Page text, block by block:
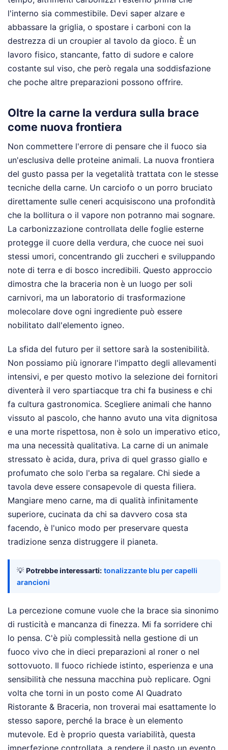
l'interno sia commestibile. Devi saper alzare e
abbassare la griglia, o spostare i carboni con la
destrezza di un croupier al tavolo da gioco. È un
lavoro fisico, stancante, fatto di sudore e calore
costante sul viso, che però regala una soddisfazione
che poche altre preparazioni possono offrire.
Oltre la carne la verdura sulla brace
come nuova frontiera
Non commettere l'errore di pensare che il fuoco sia
un'esclusiva delle proteine animali. La nuova frontiera
del gusto passa per la vegetalità trattata con le stesse
tecniche della carne. Un carciofo o un porro bruciato
direttamente sulle ceneri acquisiscono una profondità
che la bollitura o il vapore non potranno mai sognare.
La carbonizzazione controllata delle foglie esterne
protegge il cuore della verdura, che cuoce nei suoi
stessi umori, concentrando gli zuccheri e sviluppando
note di terra e di bosco incredibili. Questo approccio
dimostra che la braceria non è un luogo per soli
carnivori, ma un laboratorio di trasformazione
molecolare dove ogni ingrediente può essere
nobilitato dall'elemento igneo.
La sfida del futuro per il settore sarà la sostenibilità.
Non possiamo più ignorare l'impatto degli allevamenti
intensivi, e per questo motivo la selezione dei fornitori
diventerà il vero spartiacque tra chi fa business e chi
fa cultura gastronomica. Scegliere animali che hanno
vissuto al pascolo, che hanno avuto una vita dignitosa
e una morte rispettosa, non è solo un imperativo etico,
ma una necessità qualitativa. La carne di un animale
stressato è acida, dura, priva di quel grasso giallo e
profumato che solo l'erba sa regalare. Chi siede a
tavola deve essere consapevole di questa filiera.
Mangiare meno carne, ma di qualità infinitamente
superiore, cucinata da chi sa davvero cosa sta
facendo, è l'unico modo per preservare questa
tradizione senza distruggere il pianeta.
💡 Potrebbe interessarti: tonalizzante blu per capelli
arancioni
La percezione comune vuole che la brace sia sinonimo
di rusticità e mancanza di finezza. Mi fa sorridere chi
lo pensa. C'è più complessità nella gestione di un
fuoco vivo che in dieci preparazioni al roner o nel
sottovuoto. Il fuoco richiede istinto, esperienza e una
sensibilità che nessuna macchina può replicare. Ogni
volta che torni in un posto come Al Quadrato
Ristorante & Braceria, non troverai mai esattamente lo
stesso sapore, perché la brace è un elemento
mutevole. Ed è proprio questa variabilità, questa